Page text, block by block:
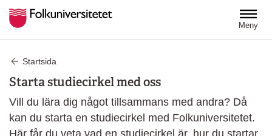
Meny
Startsida
Starta studiecirkel med oss
Vill du lära dig något tillsammans med andra? Då
kan du starta en studiecirkel med Folkuniversitetet.
Här får du veta vad en studiecirkel är, hur du startar